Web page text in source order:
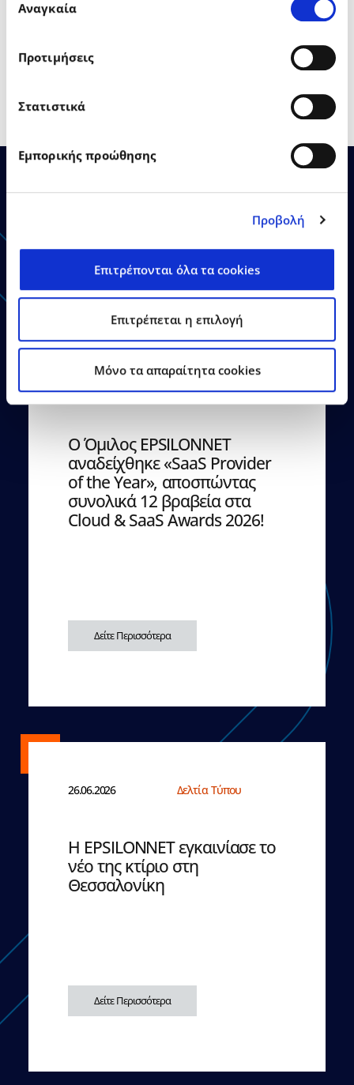
σας χρήση των υπηρεσιών τους.
συγκατάθεσης
Αναγκαία
Προτιμήσεις
Στατιστικά
Εμπορικής προώθησης
Προβολή
Επιτρέπονται όλα τα cookies
Επιτρέπεται η επιλογή
Mόνο τα απαραίτητα cookies
ψηφιακό μετασχηματισμό που μπορεί να βοηθήσει
ωριμότητας».
Ανακοινώσεις - Δελτία
Τύπου
21.07.2026 Δελτία Τύπου
Ο Όμιλος EPSILONNET
αναδείχθηκε «SaaS Provider
of the Year», αποσπώντας
συνολικά 12 βραβεία στα
Cloud & SaaS Awards 2026!
Δείτε Περισσότερα
26.06.2026 Δελτία Τύπου
Η EPSILONNET εγκαινίασε το
νέο της κτίριο στη
Θεσσαλονίκη
Δείτε Περισσότερα